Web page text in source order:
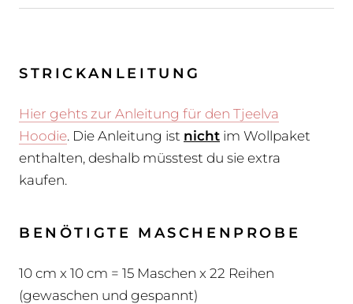
STRICKANLEITUNG
Hier gehts zur Anleitung für den Tjeelva
Hoodie. Die Anleitung ist nicht im Wollpaket
enthalten, deshalb müsstest du sie extra
kaufen.
BENÖTIGTE MASCHENPROBE
10 cm x 10 cm = 15 Maschen x 22 Reihen
(gewaschen und gespannt)